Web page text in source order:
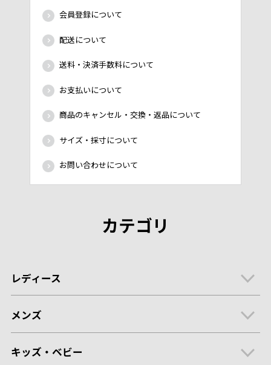
会員登録について
配送について
送料・決済手数料について
お支払いについて
商品のキャンセル・交換・返品について
サイズ・採寸について
お問い合わせについて
カテゴリ
レディース
メンズ
キッズ・ベビー